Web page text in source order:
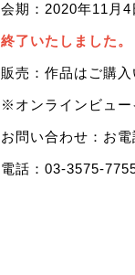
会期：2020年11⽉
終了いたしました。
販売：作品はご購⼊
※オンラインビュー
お問い合わせ：お
電話：03-3575-